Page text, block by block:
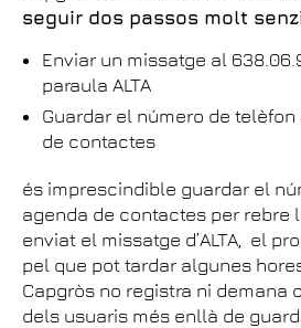
seguir dos passos molt
Enviar un missatge al
paraula ALTA
Guardar el número de
de contactes
és imprescindible guardar el
agenda de contactes per rebre
enviat el missatge d’ALTA, el
pel que pot tardar algunes
Capgròs no registra ni demana
dels usuaris més enllà de